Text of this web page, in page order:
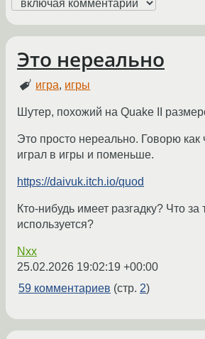
Это нереально
игра, игры
Шутер, похожий на Quake II
Это просто нереально. Говорю как
играл в игры и поменьше.
https://daivuk.itch.io/quod
Кто-нибудь имеет разгадку? Что за
используется?
Nxx
25.02.2026 19:02:19 +00:00
59 комментариев (стр. 2)